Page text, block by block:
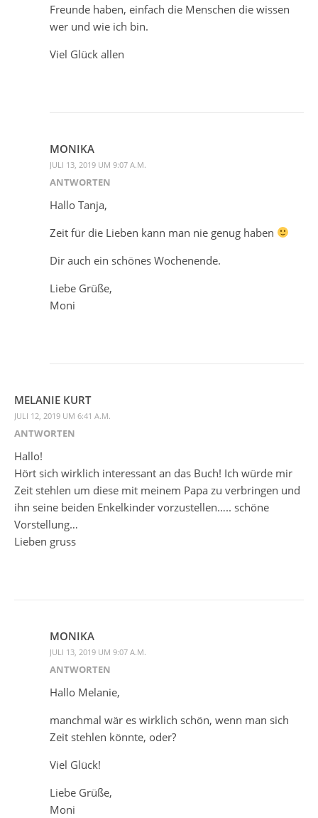
Freunde haben, einfach die Menschen die wissen
wer und wie ich bin.
Viel Glück allen
MONIKA
JULI 13, 2019 UM 9:07 A.M.
ANTWORTEN
Hallo Tanja,
Zeit für die Lieben kann man nie genug haben
Dir auch ein schönes Wochenende.
Liebe Grüße,
Moni
MELANIE KURT
JULI 12, 2019 UM 6:41 A.M.
ANTWORTEN
Hallo!
Hört sich wirklich interessant an das Buch! Ich würde mir
Zeit stehlen um diese mit meinem Papa zu verbringen und
ihn seine beiden Enkelkinder vorzustellen….. schöne
Vorstellung…
Lieben gruss
MONIKA
JULI 13, 2019 UM 9:07 A.M.
ANTWORTEN
Hallo Melanie,
manchmal wär es wirklich schön, wenn man sich
Zeit stehlen könnte, oder?
Viel Glück!
Liebe Grüße,
Moni